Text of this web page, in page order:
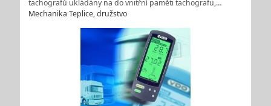
tachografů ukládány na do vnitřní paměti tachografu,…
Mechanika Teplice, družstvo